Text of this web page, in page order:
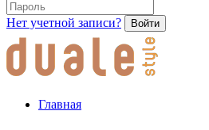
Нет учетной записи? Войти
Главная